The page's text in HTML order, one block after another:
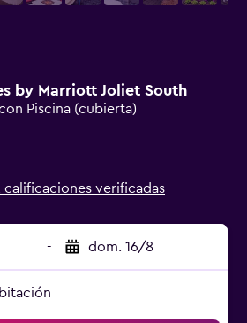
by Marriott Joliet South
Piscina (cubierta)
calificaciones verificadas
- dom. 16/8